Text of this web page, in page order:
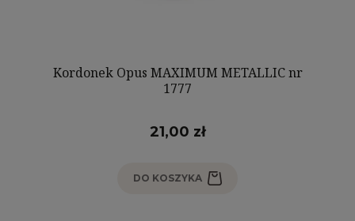
Kordonek Opus MAXIMUM METALLIC nr
1777
21,00 zł
DO KOSZYKA